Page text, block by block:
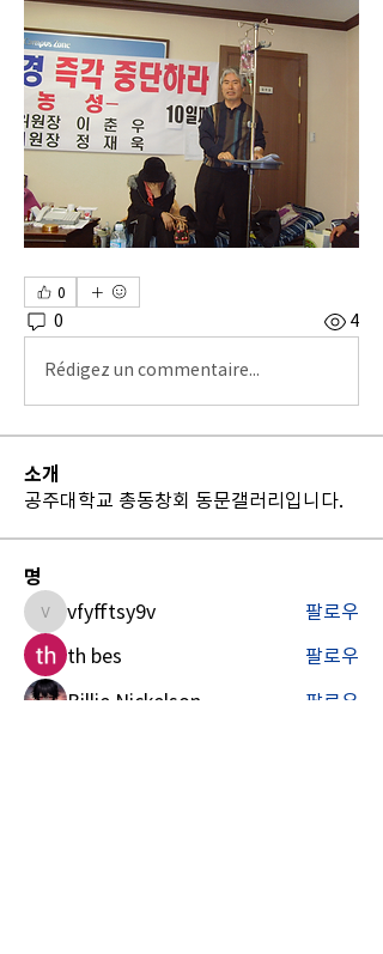
0
0 4
Rédigez un commentaire...
소개
공주대학교 총동창회 동문갤러리입니다.
명
vfyfftsy9v
vfyfftsy9v 팔로우
th bes 팔로우
Billie Nickelson 팔로우